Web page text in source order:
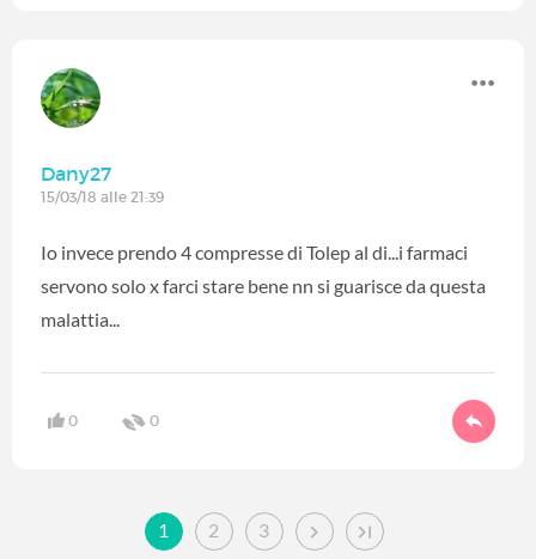
Dany27
15/03/18 alle 21:39
Io invece prendo 4 compresse di Tolep al di...i farmaci
servono solo x farci stare bene nn si guarisce da questa
malattia...
0 0
1 2 3